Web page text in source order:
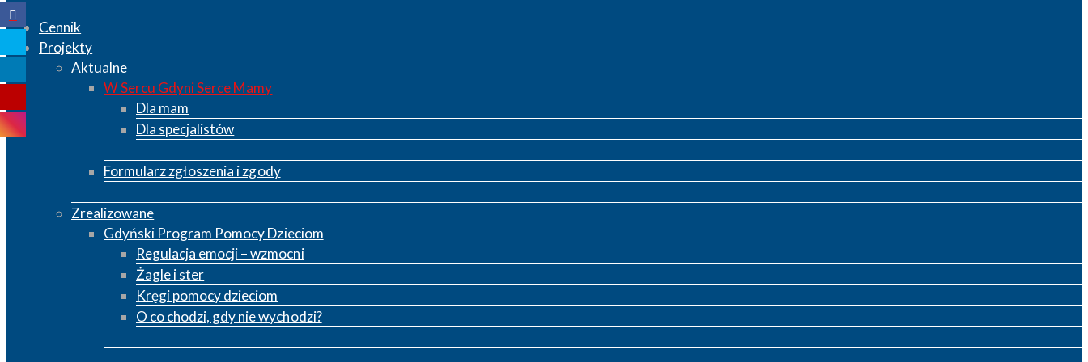
Cennik
Projekty
Aktualne
W Sercu Gdyni Serce Mamy
Dla mam
Dla specjalistów
Formularz zgłoszenia i zgody
Zrealizowane
Gdyński Program Pomocy Dzieciom
Regulacja emocji – wzmocni
Żagle i ster
Kręgi pomocy dzieciom
O co chodzi, gdy nie wychodzi?